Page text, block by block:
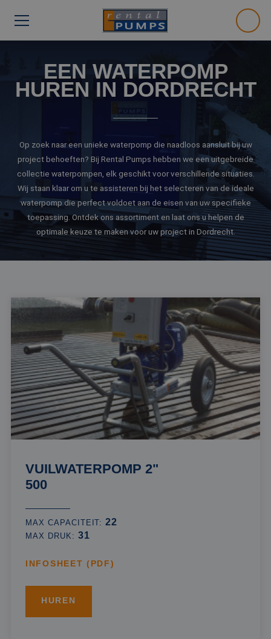
EEN WATERPOMP
HUREN IN DORDRECHT
Op zoek naar een unieke waterpomp die naadloos aansluit bij uw
project behoeften? Bij Rental Pumps hebben we een uitgebreide
collectie waterpompen, elk geschikt voor verschillende situaties.
Wij staan klaar om u te assisteren bij het selecteren van de ideale
waterpomp die perfect voldoet aan de eisen van uw specifieke
toepassing. Ontdek ons assortiment en laat ons u helpen de
optimale keuze te maken voor uw project in Dordrecht.
VUILWATERPOMP 2"
500
MAX CAPACITEIT:22
MAX DRUK: 31
INFOSHEET (PDF)
HUREN